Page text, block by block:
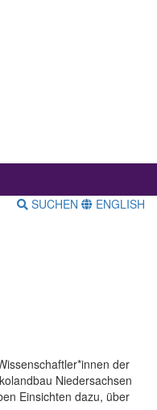
SUCHEN ENGLISH
der
Niedersachsen
Einsichten dazu, über